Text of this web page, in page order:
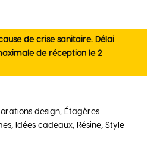
de crise sanitaire. Délai
de réception le 2
design ,Étagères -
,Idées cadeaux ,Résine ,Style